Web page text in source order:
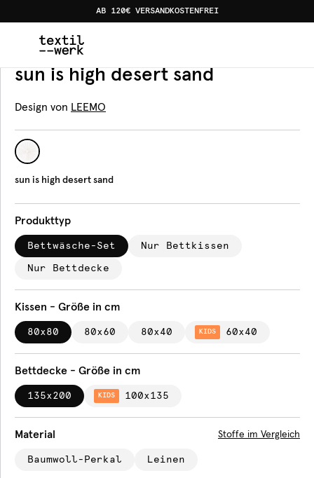
AB 120€ VERSANDKOSTENFREI
Produkte Bettwäsche sun is high desert sand
Bettwäsche
sun is high desert sand
Design von LEEMO
sun is high desert sand
Produkttyp
Bettwäsche-Set Nur Bettkissen
Nur Bettdecke
Kissen - Größe in cm
80x80 80x60 80x40 KIDS 60x40
Bettdecke - Größe in cm
135x200 KIDS 100x135
Material Stoffe im Vergleich
Baumwoll-Perkal Leinen